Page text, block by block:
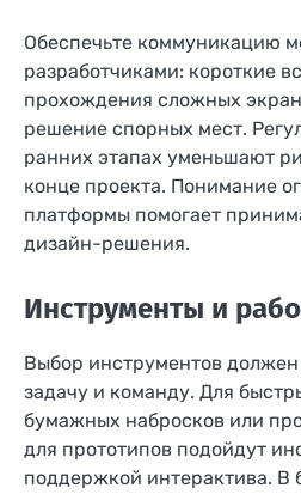
Обеспечьте коммуникацию
разработчиками: короткие
прохождения сложных
решение спорных мест.
ранних этапах уменьшают
конце проекта. Понимание
платформы помогает
дизайн-решения.
Инструменты и
Выбор инструментов
задачу и команду. Для
бумажных набросков или
для прототипов подойдут
поддержкой интерактива. В